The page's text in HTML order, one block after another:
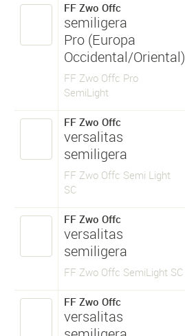
FF Zwo Offc
semiligera
Pro (Europa
Occidental/Oriental)
FF Zwo Offc Pro
SemiLight
FF Zwo Offc
versalitas
semiligera
FF Zwo Offc Semi Light
SC
FF Zwo Offc
versalitas
semiligera
FF Zwo Offc SemiLight SC
FF Zwo Offc
versalitas